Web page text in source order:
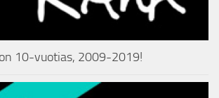
10-vuotias, 2009-2019!